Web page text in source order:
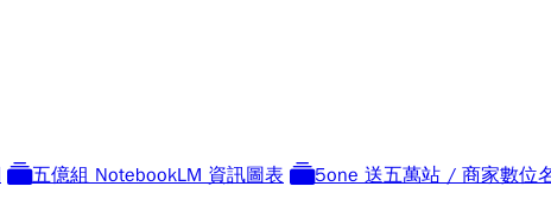
五億組 NotebookLM 資訊圖表 5one 送五萬站 / 商家數位